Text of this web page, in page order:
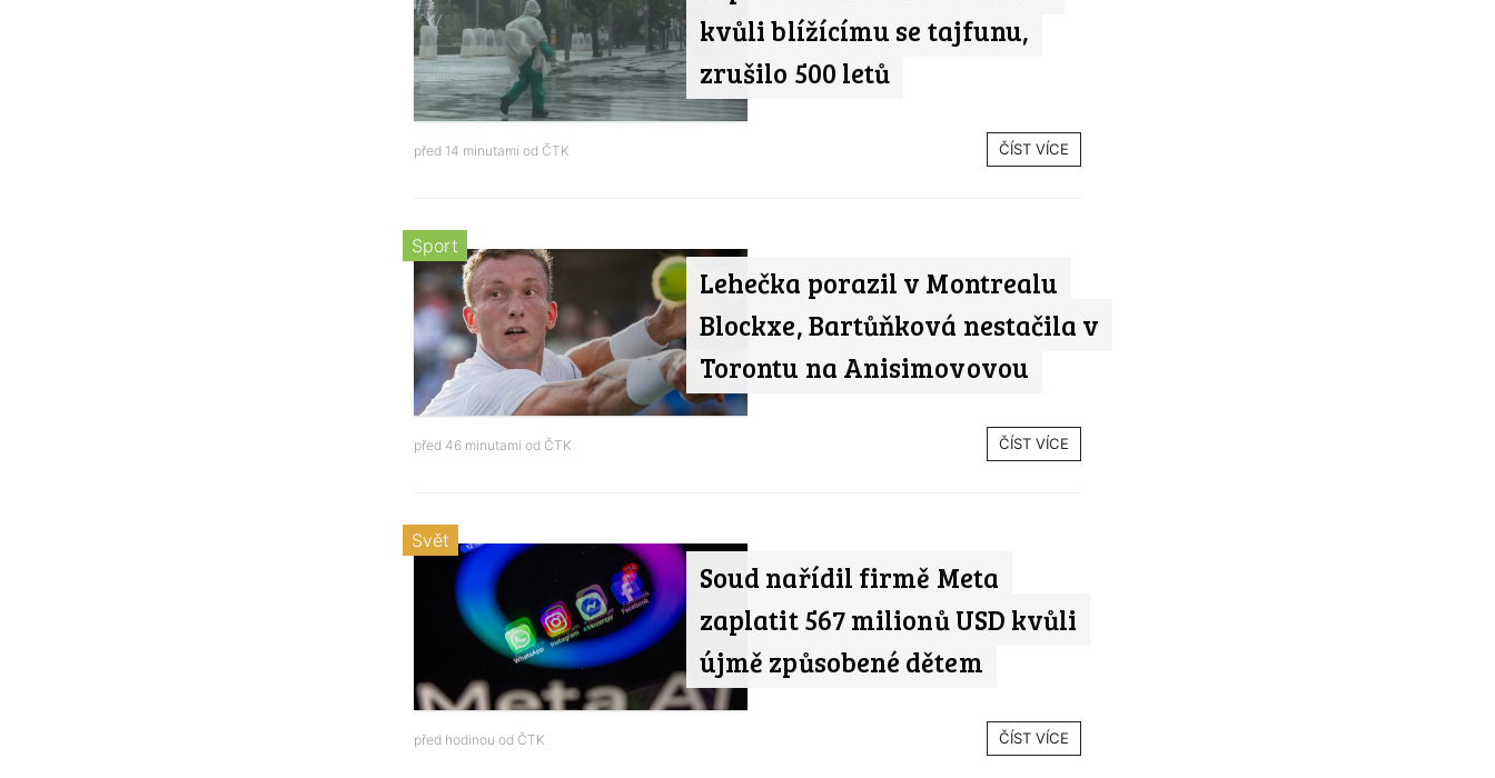
kvůli blížícímu se tajfunu,
zrušilo 500 letů
před 14 minutami od ČTK ČÍST VÍCE
Lehečka porazil v Montrealu
Blockxe, Bartůňková nestačila v
Torontu na Anisimovovou
Sport
před 46 minutami od ČTK ČÍST VÍCE
Soud nařídil firmě Meta
zaplatit 567 milionů USD kvůli
újmě způsobené dětem
Svět
před hodinou od ČTK ČÍST VÍCE